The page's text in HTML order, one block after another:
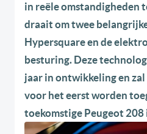
in reële omstandigheden
draait om twee
Hypersquare en de
besturing. Deze
jaar in ontwikkeling en
voor het eerst worden
toekomstige Peugeot 208